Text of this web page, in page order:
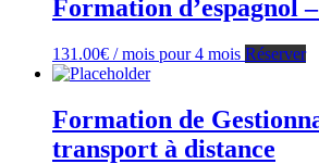
Formation d’espagnol
131.00€ / mois pour 4 mois Réserver
Formation de
transport à distance